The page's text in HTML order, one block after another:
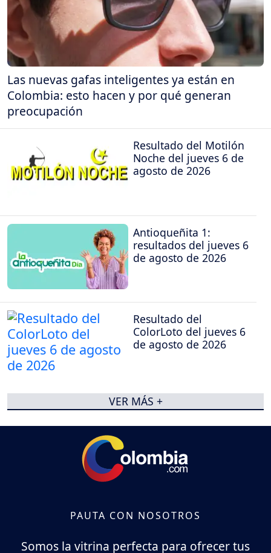
Las nuevas gafas inteligentes ya están en
Colombia: esto hacen y por qué generan
preocupación
Resultado del Motilón
Noche del jueves 6 de
agosto de 2026
Antioqueñita 1:
resultados del jueves 6
de agosto de 2026
Resultado del
ColorLoto del jueves 6
de agosto de 2026
VER MÁS +
PAUTA CON NOSOTROS
Somos la vitrina perfecta para ofrecer tus